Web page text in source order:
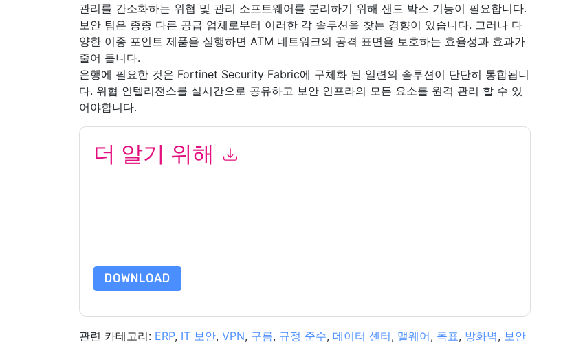
관리를 간소화하는 위협 및 관리 소프트웨어를 분리하기 위해 샌드 박스 기능이 필요합니다.
보안 팀은 종종 다른 공급 업체로부터 이러한 각 솔루션을 찾는 경향이 있습니다. 그러나 다
양한 이종 포인트 제품을 실행하면 ATM 네트워크의 공격 표면을 보호하는 효율성과 효과가
줄어 듭니다.
은행에 필요한 것은 Fortinet Security Fabric에 구체화 된 일련의 솔루션이 단단히 통합됩니
다. 위협 인텔리전스를 실시간으로 공유하고 보안 인프라의 모든 요소를 ​​원격 관리 할 수 ​​있
어야합니다.
더 알기 위해
DOWNLOAD
관련 카테고리: ERP, IT 보안, VPN, 구름, 규정 준수, 데이터 센터, 맬웨어, 목표, 방화벽, 보안